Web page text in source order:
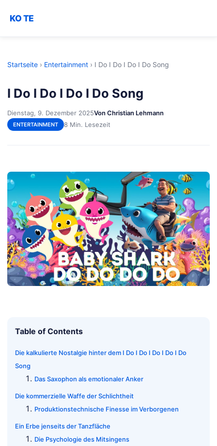
KO TE
Startseite › Entertainment › I Do I Do I Do I Do Song
I Do I Do I Do I Do Song
Dienstag, 9. Dezember 2025Von Christian Lehmann
ENTERTAINMENT 8 Min. Lesezeit
Table of Contents
Die kalkulierte Nostalgie hinter dem I Do I Do I Do I Do I Do
Song
Das Saxophon als emotionaler Anker
Die kommerzielle Waffe der Schlichtheit
Produktionstechnische Finesse im Verborgenen
Ein Erbe jenseits der Tanzfläche
Die Psychologie des Mitsingens